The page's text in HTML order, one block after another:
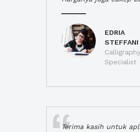
EDRIA
STEFFANI
Calligraphy
Specialist
Terima kasih untuk